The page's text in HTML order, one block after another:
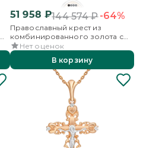
51 958 ₽144 574₽-64%
Православный крест из
комбинированного золота с
фианитами
Нет оценок
В корзину